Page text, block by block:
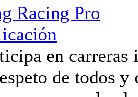
Racing Pro
en carreras
de todos y